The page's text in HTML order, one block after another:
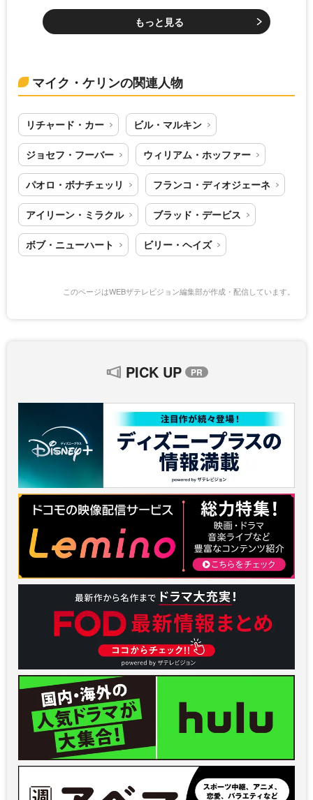
もっと見る
マイク・ケリンの関連人物
リチャード・カー ビル・マルキン
ジョセフ・フーバー ウィリアム・ホッファー
パオロ・ボナチェッリ フランコ・ディオジェーネ
アイリーン・ミラクル ブラッド・デービス
ボブ・ニューハート ビリー・ヘイズ
このページはWEBザテレビジョン編集部が作成・配信しています。
PICK UP